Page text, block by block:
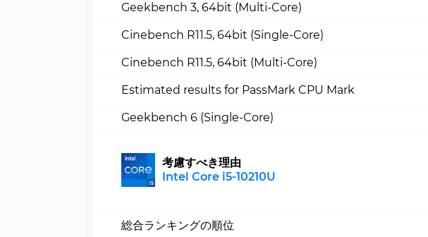
Geekbench 3, 64bit (Multi-Core)
Cinebench R11.5, 64bit (Single-Core)
Cinebench R11.5, 64bit (Multi-Core)
Estimated results for PassMark CPU Mark
Geekbench 6 (Single-Core)
考慮すべき理由
Intel Core i5-10210U
総合ランキングの順位